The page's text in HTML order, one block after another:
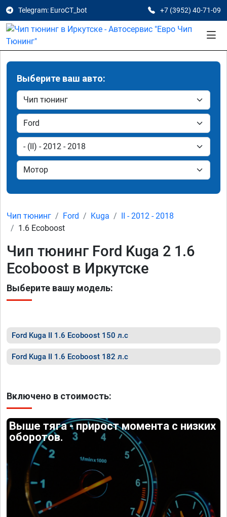
Telegram: EuroCT_bot +7 (3952) 40-71-09
Выберите ваш авто:
Чип тюнинг Ford Kuga
II - 2012 - 2018
1.6 Ecoboost
Чип тюнинг Ford Kuga 2 1.6
Ecoboost в Иркутске
Выберите вашу модель:
Ford Kuga II 1.6 Ecoboost 150 л.с
Ford Kuga II 1.6 Ecoboost 182 л.с
Включено в стоимость:
Выше тяга - прирост момента с низких
оборотов.